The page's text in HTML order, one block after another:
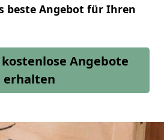
beste Angebot für Ihren
Angebote
erhalten